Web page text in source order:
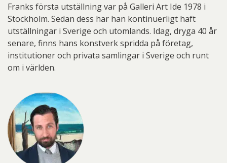
Franks första utställning var på Galleri Art Ide 1978 i
Stockholm. Sedan dess har han kontinuerligt haft
utställningar i Sverige och utomlands. Idag, dryga 40 år
senare, finns hans konstverk spridda på företag,
institutioner och privata samlingar i Sverige och runt
om i världen.